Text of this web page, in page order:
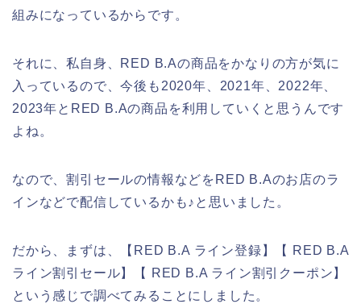
組みになっているからです。
それに、私自身、RED B.Aの商品をかなりの方が気に
入っているので、今後も2020年、2021年、2022年、
2023年とRED B.Aの商品を利用していくと思うんです
よね。
なので、割引セールの情報などをRED B.Aのお店のラ
インなどで配信しているかも♪と思いました。
だから、まずは、【RED B.A ライン登録】【 RED B.A
ライン割引セール】【 RED B.A ライン割引クーポン】
という感じで調べてみることにしました。